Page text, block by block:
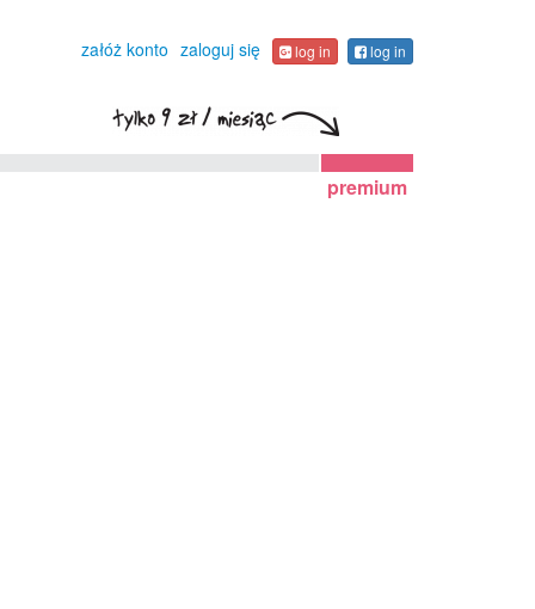
załóż konto zaloguj się log in log in
premium